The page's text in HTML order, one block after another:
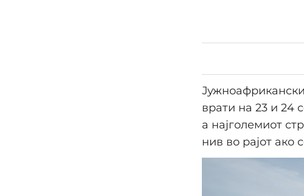
врати на 23 и 24
а најголемиот
нив во рајот ако